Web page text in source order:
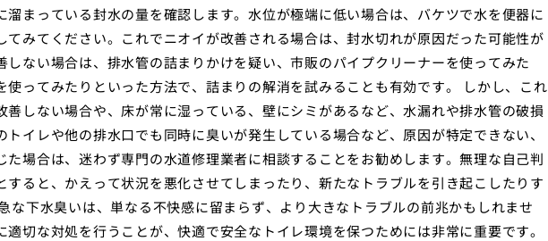
まっている封水の量を確認します。水位が極端に低い場合は、バケツで水を便器に
みてください。これでニオイが改善される場合は、封水切れが原因だった可能性が
しない場合は、排水管の詰まりかけを疑い、市販のパイプクリーナーを使ってみた
使ってみたりといった方法で、詰まりの解消を試みることも有効です。 しかし、これ
善しない場合や、床が常に湿っている、壁にシミがあるなど、水漏れや排水管の破損
イレや他の排水口でも同時に臭いが発生している場合など、原因が特定できない、
た場合は、迷わず専門の水道修理業者に相談することをお勧めします。無理な自己判
すると、かえって状況を悪化させてしまったり、新たなトラブルを引き起こしたりす
な下水臭いは、単なる不快感に留まらず、より大きなトラブルの前兆かもしれませ
切な対処を行うことが、快適で安全なトイレ環境を保つためには非常に重要です。